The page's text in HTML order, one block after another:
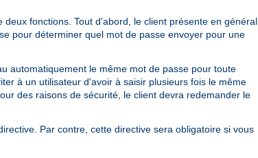
fonctions. Tout d'abord, le client présente en général
pour déterminer quel mot de passe envoyer pour une
automatiquement le même mot de passe pour toute
à un utilisateur d'avoir à saisir plusieurs fois le même
des raisons de sécurité, le client devra redemander le
Par contre, cette directive sera obligatoire si vous